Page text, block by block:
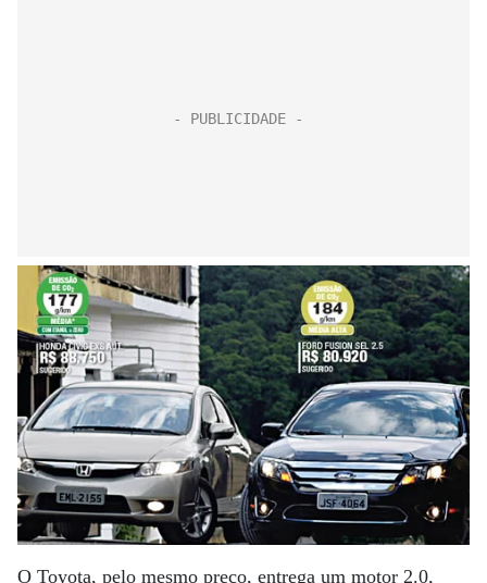
O Toyota, pelo mesmo preço, entrega um motor 2.0,